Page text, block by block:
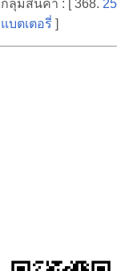
กลุ่มสินค้า : [ 368.
แบตเตอรี่ ]